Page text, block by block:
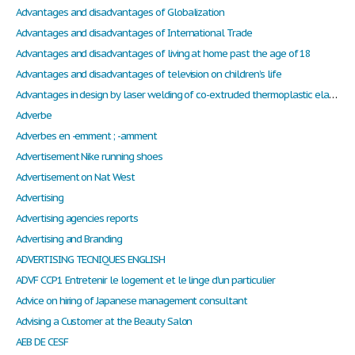
Advantages and disadvantages of Globalization
Advantages and disadvantages of International Trade
Advantages and disadvantages of living at home past the age of 18
Advantages and disadvantages of television on children’s life
Advantages in design by laser welding of co-extruded thermoplastic elastomers
Adverbe
Adverbes en -emment ; -amment
Advertisement Nike running shoes
Advertisement on Nat West
Advertising
Advertising agencies reports
Advertising and Branding
ADVERTISING TECNIQUES ENGLISH
ADVF CCP1 Entretenir le logement et le linge d’un particulier
Advice on hiring of Japanese management consultant
Advising a Customer at the Beauty Salon
AEB DE CESF